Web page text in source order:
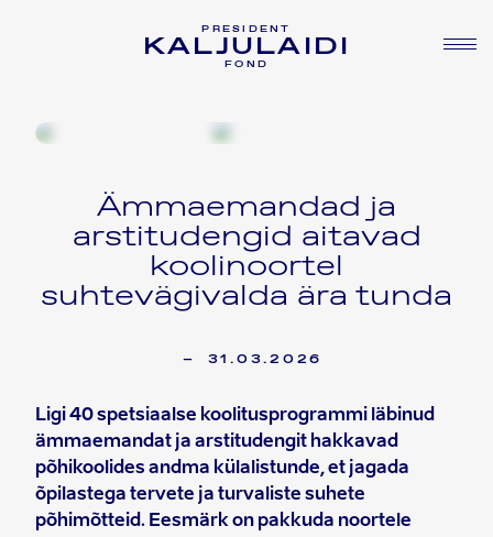
PRESIDENT
KALJULAIDI
FOND
Ämmaemandad ja
arstitudengid aitavad
koolinoortel
suhtevägivalda ära tunda
– 31.03.2026
Ligi 40 spetsiaalse koolitusprogrammi läbinud
ämmaemandat ja arstitudengit hakkavad
põhikoolides andma külalistunde, et jagada
õpilastega tervete ja turvaliste suhete
põhimõtteid. Eesmärk on pakkuda noortele